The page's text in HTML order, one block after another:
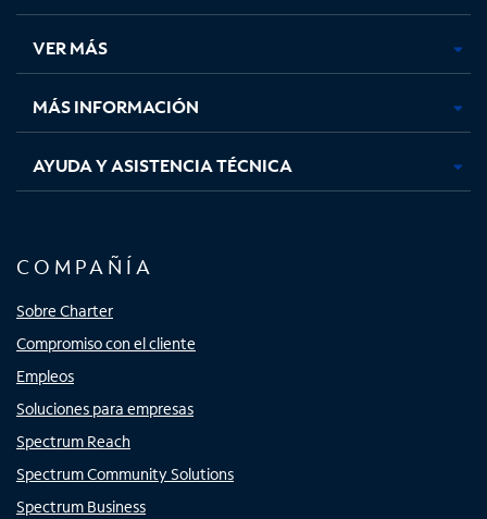
en
pestaña
nueva
en
pestaña
nueva
en
pestaña
nueva
en
nueva
VER MÁS
MÁS INFORMACIÓN
AYUDA Y ASISTENCIA TÉCNICA
COMPAÑÍA
Sobre Charter
Compromiso con el cliente
Empleos
Soluciones para empresas
Spectrum Reach
Spectrum Community Solutions
Spectrum Business